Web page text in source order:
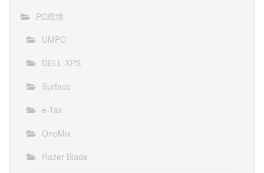
PC環境
UMPC
DELL XPS
Surface
e-Tax
OneMix
Razer Blade